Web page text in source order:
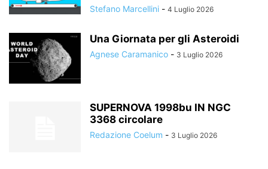
Stefano Marcellini - 4 Luglio 2026
Una Giornata per gli Asteroidi
Agnese Caramanico - 3 Luglio 2026
SUPERNOVA 1998bu IN NGC
3368 circolare
Redazione Coelum - 3 Luglio 2026